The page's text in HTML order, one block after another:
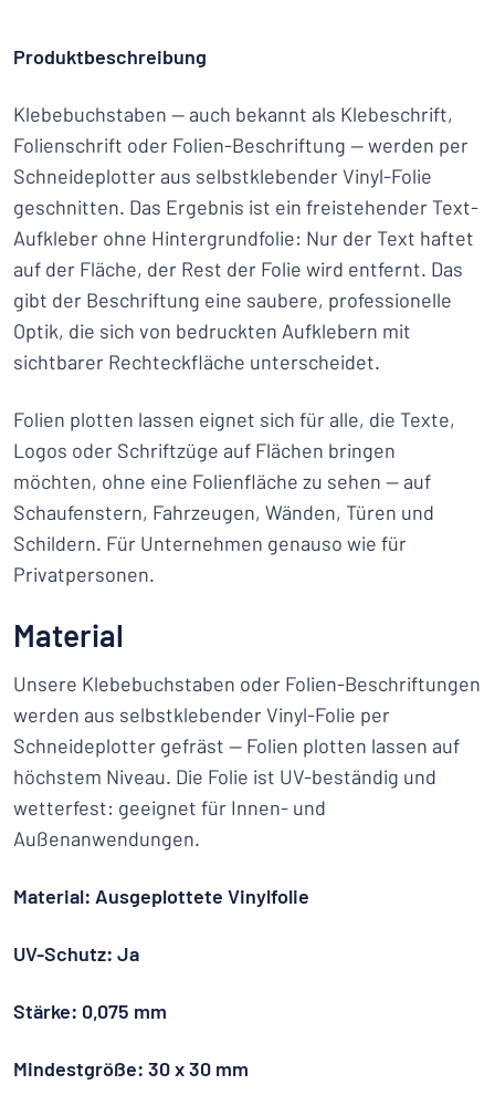
Produktbeschreibung
Klebebuchstaben — auch bekannt als Klebeschrift,
Folienschrift oder Folien-Beschriftung — werden per
Schneideplotter aus selbstklebender Vinyl-Folie
geschnitten. Das Ergebnis ist ein freistehender Text-
Aufkleber ohne Hintergrundfolie: Nur der Text haftet
auf der Fläche, der Rest der Folie wird entfernt. Das
gibt der Beschriftung eine saubere, professionelle
Optik, die sich von bedruckten Aufklebern mit
sichtbarer Rechteckfläche unterscheidet.
Folien plotten lassen eignet sich für alle, die Texte,
Logos oder Schriftzüge auf Flächen bringen
möchten, ohne eine Folienfläche zu sehen — auf
Schaufenstern, Fahrzeugen, Wänden, Türen und
Schildern. Für Unternehmen genauso wie für
Privatpersonen.
Material
Unsere Klebebuchstaben oder Folien-Beschriftungen
werden aus selbstklebender Vinyl-Folie per
Schneideplotter gefräst — Folien plotten lassen auf
höchstem Niveau. Die Folie ist UV-beständig und
wetterfest: geeignet für Innen- und
Außenanwendungen.
Material: Ausgeplottete Vinylfolie
UV-Schutz: Ja
Stärke: 0,075 mm
Mindestgröße: 30 x 30 mm